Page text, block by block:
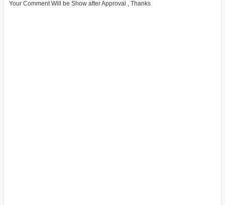
Your Comment Will be Show after Approval , Thanks